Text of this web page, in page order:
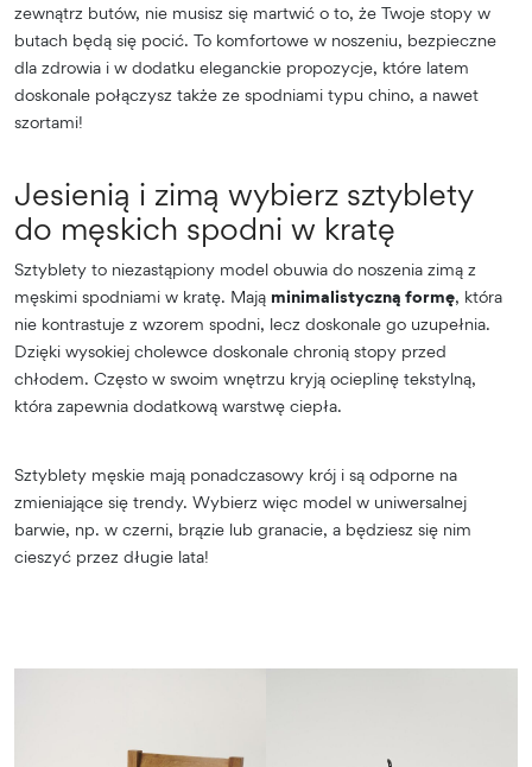
zewnątrz butów, nie musisz się martwić o to, że Twoje stopy w
butach będą się pocić. To komfortowe w noszeniu, bezpieczne
dla zdrowia i w dodatku eleganckie propozycje, które latem
doskonale połączysz także ze spodniami typu chino, a nawet
szortami!
Jesienią i zimą wybierz sztyblety
do męskich spodni w kratę
Sztyblety to niezastąpiony model obuwia do noszenia zimą z
męskimi spodniami w kratę. Mają minimalistyczną formę, która
nie kontrastuje z wzorem spodni, lecz doskonale go uzupełnia.
Dzięki wysokiej cholewce doskonale chronią stopy przed
chłodem. Często w swoim wnętrzu kryją ocieplinę tekstylną,
która zapewnia dodatkową warstwę ciepła.
Sztyblety męskie mają ponadczasowy krój i są odporne na
zmieniające się trendy. Wybierz więc model w uniwersalnej
barwie, np. w czerni, brązie lub granacie, a będziesz się nim
cieszyć przez długie lata!